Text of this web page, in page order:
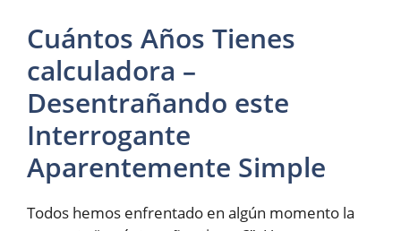
Cuántos Años Tienes
calculadora –
Desentrañando este
Interrogante
Aparentemente Simple
Todos hemos enfrentado en algún momento la